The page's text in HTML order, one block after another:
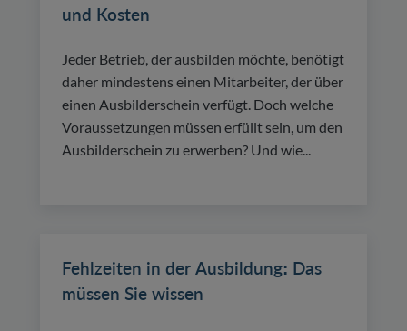
und Kosten
Jeder Betrieb, der ausbilden möchte, benötigt
daher mindestens einen Mitarbeiter, der über
einen Ausbilderschein verfügt. Doch welche
Voraussetzungen müssen erfüllt sein, um den
Ausbilderschein zu erwerben? Und wie...
Fehlzeiten in der Ausbildung: Das
müssen Sie wissen